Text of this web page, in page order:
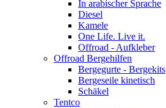
In arabischer Sprache
Diesel
Kamele
One Life. Live it.
Offroad - Aufkleber
Offroad Bergehilfen
Bergegurte - Bergekits
Bergeseile kinetisch
Schäkel
Tentco